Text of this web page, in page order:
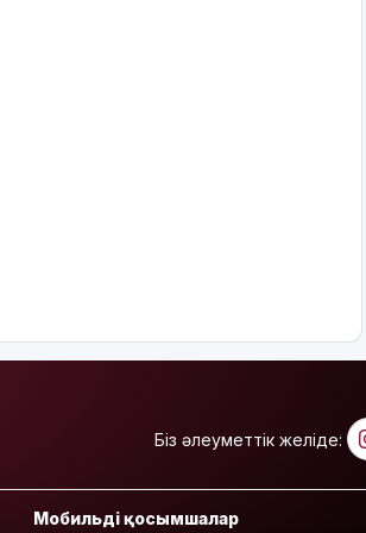
Біз әлеуметтік желіде:
Мобильді қосымшалар